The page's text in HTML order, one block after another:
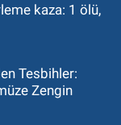
kaza: 1 ölü,
Tesbihler:
Zengin